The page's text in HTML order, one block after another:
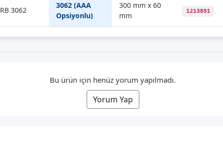
RB 3062
3062 (AAA
Opsiyonlu)
300 mm x 60
mm
1213891
Bu ürün için henüz yorum yapılmadı.
Yorum Yap